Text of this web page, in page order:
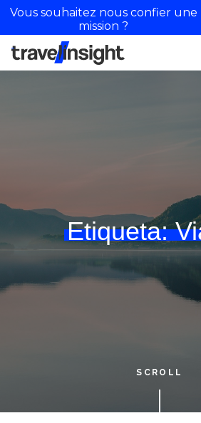
Etiqueta:
SCROLL
Vous souhaitez nous confier une
mission ?